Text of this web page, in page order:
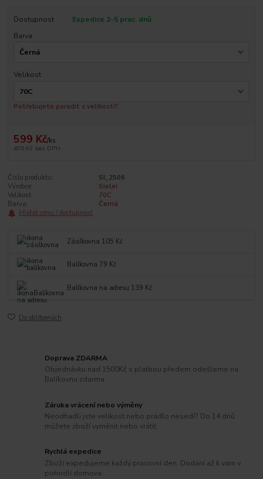
Dostupnost
Expedice 2-5 prac. dnů
Barva
Velikost
Potřebujete poradit s velikostí?
599 Kč/ks
495 Kč bez DPH
Číslo produktu:
SI_2506
Výrobce:
Sielei
Velikost:
70C
Barva:
Černá
Hlídat cenu / dostupnost
Zásilkovna 105 Kč
Balíkovna 79 Kč
Balíkovna na adresu 139 Kč
Do oblíbených
Doprava ZDARMA
Objednávku nad 1500Kč s platbou předem odešleme na
Balíkovnu zdarma.
Záruka vrácení nebo výměny
Neodhadli jste velikost nebo prádlo nesedí? Do 14 dnů
můžete zboží vyměnit nebo vrátit.
Rychlá expedice
Zboží expedujeme každý pracovní den. Dodání až k vám v
pohodlí domova.